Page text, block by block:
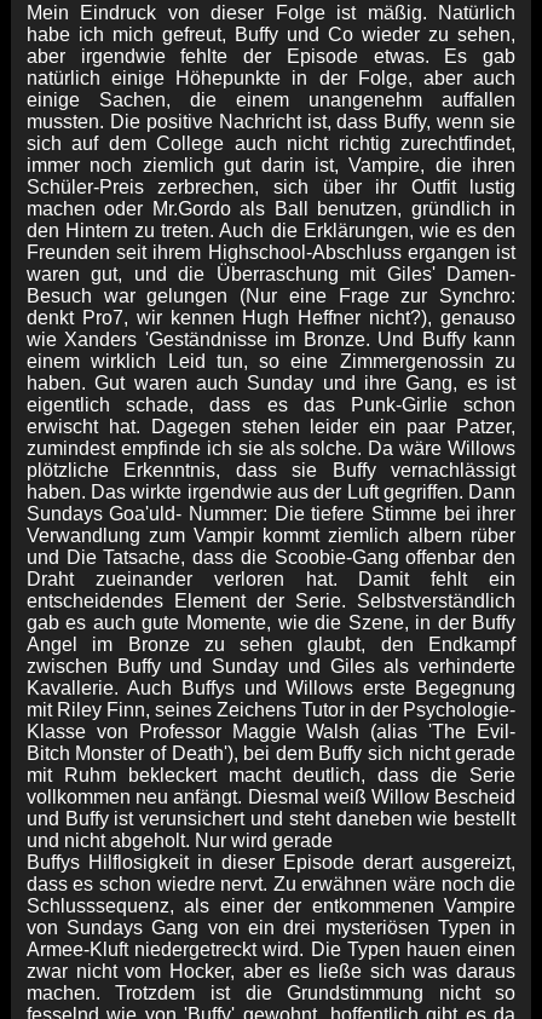
Mein Eindruck von dieser Folge ist mäßig. Natürlich
habe ich mich gefreut, Buffy und Co wieder zu sehen,
aber irgendwie fehlte der Episode etwas. Es gab
natürlich einige Höhepunkte in der Folge, aber auch
einige Sachen, die einem unangenehm auffallen
mussten. Die positive Nachricht ist, dass Buffy, wenn sie
sich auf dem College auch nicht richtig zurechtfindet,
immer noch ziemlich gut darin ist, Vampire, die ihren
Schüler-Preis zerbrechen, sich über ihr Outfit lustig
machen oder Mr.Gordo als Ball benutzen, gründlich in
den Hintern zu treten. Auch die Erklärungen, wie es den
Freunden seit ihrem Highschool-Abschluss ergangen ist
waren gut, und die Überraschung mit Giles' Damen-
Besuch war gelungen (Nur eine Frage zur Synchro:
denkt Pro7, wir kennen Hugh Heffner nicht?), genauso
wie Xanders 'Geständnisse im Bronze. Und Buffy kann
einem wirklich Leid tun, so eine Zimmergenossin zu
haben. Gut waren auch Sunday und ihre Gang, es ist
eigentlich schade, dass es das Punk-Girlie schon
erwischt hat. Dagegen stehen leider ein paar Patzer,
zumindest empfinde ich sie als solche. Da wäre Willows
plötzliche Erkenntnis, dass sie Buffy vernachlässigt
haben. Das wirkte irgendwie aus der Luft gegriffen. Dann
Sundays Goa'uld- Nummer: Die tiefere Stimme bei ihrer
Verwandlung zum Vampir kommt ziemlich albern rüber
und Die Tatsache, dass die Scoobie-Gang offenbar den
Draht zueinander verloren hat. Damit fehlt ein
entscheidendes Element der Serie. Selbstverständlich
gab es auch gute Momente, wie die Szene, in der Buffy
Angel im Bronze zu sehen glaubt, den Endkampf
zwischen Buffy und Sunday und Giles als verhinderte
Kavallerie. Auch Buffys und Willows erste Begegnung
mit Riley Finn, seines Zeichens Tutor in der Psychologie-
Klasse von Professor Maggie Walsh (alias 'The Evil-
Bitch Monster of Death'), bei dem Buffy sich nicht gerade
mit Ruhm bekleckert macht deutlich, dass die Serie
vollkommen neu anfängt. Diesmal weiß Willow Bescheid
und Buffy ist verunsichert und steht daneben wie bestellt
und nicht abgeholt. Nur wird gerade
Buffys Hilflosigkeit in dieser Episode derart ausgereizt,
dass es schon wiedre nervt. Zu erwähnen wäre noch die
Schlusssequenz, als einer der entkommenen Vampire
von Sundays Gang von ein drei mysteriösen Typen in
Armee-Kluft niedergetreckt wird. Die Typen hauen einen
zwar nicht vom Hocker, aber es ließe sich was daraus
machen. Trotzdem ist die Grundstimmung nicht so
fesselnd wie von 'Buffy' gewohnt, hoffentlich gibt es da